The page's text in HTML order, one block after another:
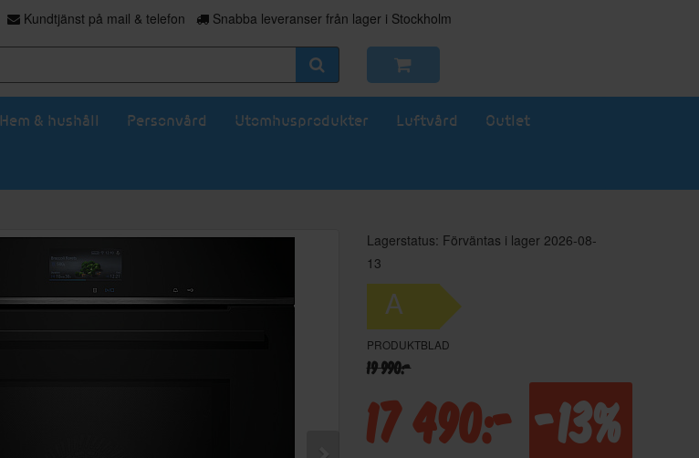
Kundtjänst på mail & telefon Snabba leveranser från lager i Stockholm
Hem & hushåll Personvård Utomhusprodukter Luftvård Outlet
Lagerstatus: Förväntas i lager 2026-08-
13
A
PRODUKTBLAD
19 990:-
17 490:- -13%